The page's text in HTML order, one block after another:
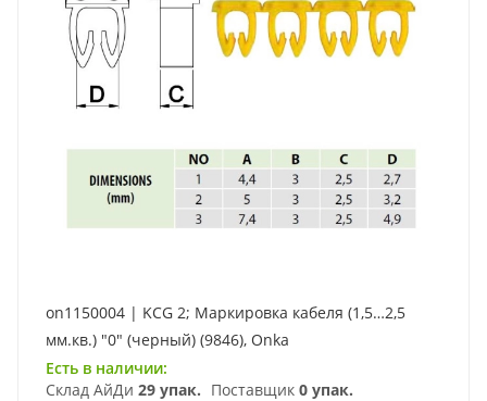
on1150004 | KCG 2; Маркировка кабеля (1,5…2,5
мм.кв.) "0" (черный) (9846), Onka
Есть в наличии:
Склад АйДи 29 упак. Поставщик 0 упак.